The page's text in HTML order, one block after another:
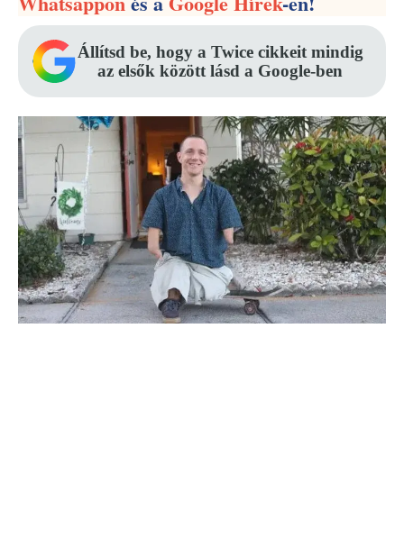
Állítsd be, hogy a Twice cikkeit mindig
az elsők között lásd a Google-ben